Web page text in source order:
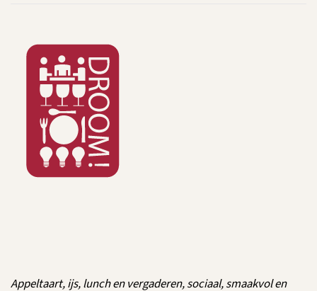
Appeltaart, ijs, lunch en vergaderen, sociaal, smaakvol en